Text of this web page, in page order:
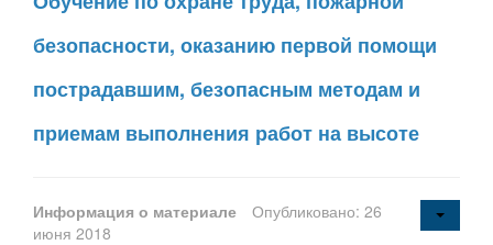
безопасности, оказанию первой помощи
пострадавшим, безопасным методам и
приемам выполнения работ на высоте
Информация о материале
Опубликовано: 26
июня 2018